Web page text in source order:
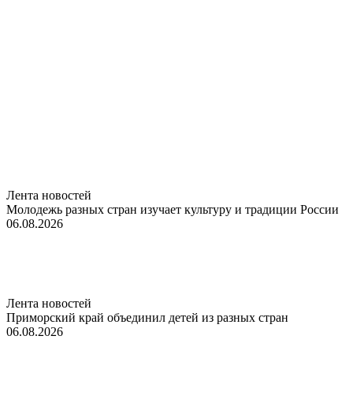
Лента новостей
Молодежь разных стран изучает культуру и традиции России
06.08.2026
Лента новостей
Приморский край объединил детей из разных стран
06.08.2026